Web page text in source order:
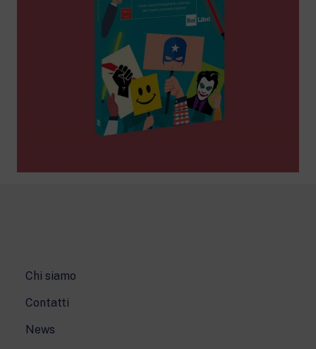
Chi siamo
Contatti
News